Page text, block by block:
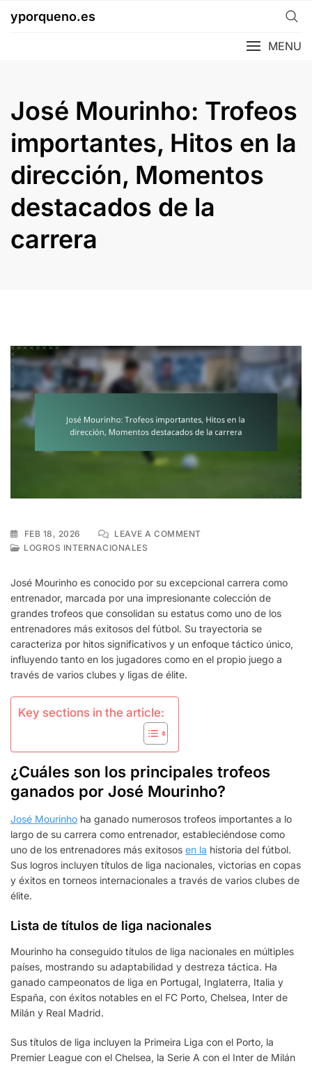
yporqueno.es
MENU
José Mourinho: Trofeos
importantes, Hitos en la
dirección, Momentos
destacados de la
carrera
FEB 18, 2026 LEAVE A COMMENTON
IMPORTANTES,
HITOS
EN
LA
DIRECCIÓN,
MOMENTOS
DESTACADOS
LOGROS INTERNACIONALES
José Mourinho es conocido por su excepcional carrera como
entrenador, marcada por una impresionante colección de
grandes trofeos que consolidan su estatus como uno de los
entrenadores más exitosos del fútbol. Su trayectoria se
caracteriza por hitos significativos y un enfoque táctico único,
influyendo tanto en los jugadores como en el propio juego a
través de varios clubes y ligas de élite.
Key sections in the article:
¿Cuáles son los principales trofeos
ganados por José Mourinho?
José Mourinho ha ganado numerosos trofeos importantes a lo
largo de su carrera como entrenador, estableciéndose como
uno de los entrenadores más exitosos en la historia del fútbol.
Sus logros incluyen títulos de liga nacionales, victorias en copas
y éxitos en torneos internacionales a través de varios clubes de
élite.
Lista de títulos de liga nacionales
Mourinho ha conseguido títulos de liga nacionales en múltiples
países, mostrando su adaptabilidad y destreza táctica. Ha
ganado campeonatos de liga en Portugal, Inglaterra, Italia y
España, con éxitos notables en el FC Porto, Chelsea, Inter de
Milán y Real Madrid.
Sus títulos de liga incluyen la Primeira Liga con el Porto, la
Premier League con el Chelsea, la Serie A con el Inter de Milán